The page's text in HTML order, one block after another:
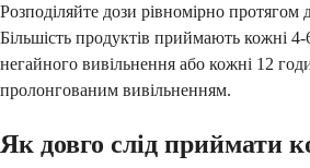
Розподіляйте дози рівномірно протягом
Більшість продуктів приймають кожні 4-
негайного вивільнення або кожні 12
пролонгованим вивільненням.
Як довго слід приймати